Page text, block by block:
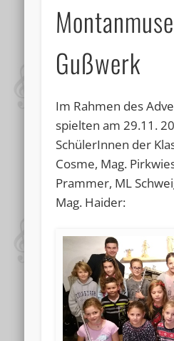
Gußwerk
Im Rahmen des
spielten am 29.11.
SchülerInnen der
Cosme, Mag.
Prammer, ML
Mag. Haider: